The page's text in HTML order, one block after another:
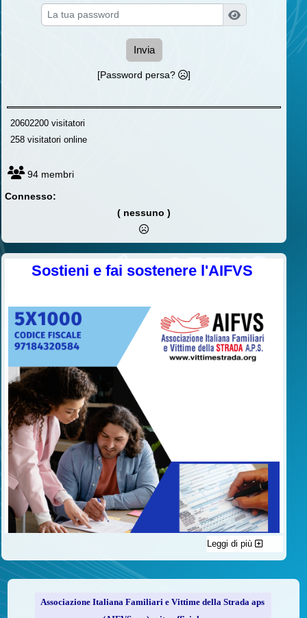
Invia
[Password persa? ]
20602200 visitatori
258 visitatori online
94 membri
Connesso:
( nessuno )
Sostieni e fai sostenere l'AIFVS
C'è un modo di contribuire alle attività dell’A.I.F.V.S. a favore
delle vittime della strada e per dare giustizia ai superstiti ed ai
loro familiari che non costa nulla: devolvere il 5 per mille della
Leggi di più
Associazione Italiana Familiari e Vittime della Strada aps